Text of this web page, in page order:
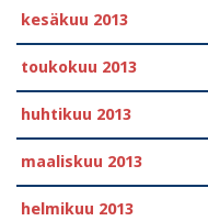
kesäkuu 2013
toukokuu 2013
huhtikuu 2013
maaliskuu 2013
helmikuu 2013